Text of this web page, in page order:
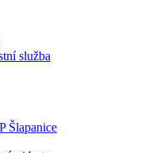
služba
Šlapanice